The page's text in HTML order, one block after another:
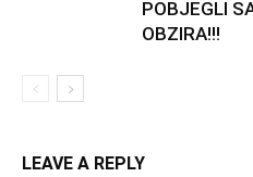
POBJEGLI
OBZIRA!!!
LEAVE A REPLY